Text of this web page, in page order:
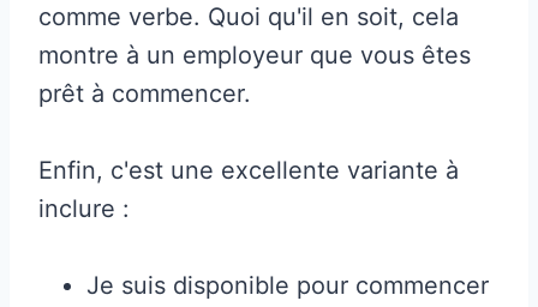
comme verbe. Quoi qu'il en soit, cela
montre à un employeur que vous êtes
prêt à commencer.
Enfin, c'est une excellente variante à
inclure :
Je suis disponible pour commencer